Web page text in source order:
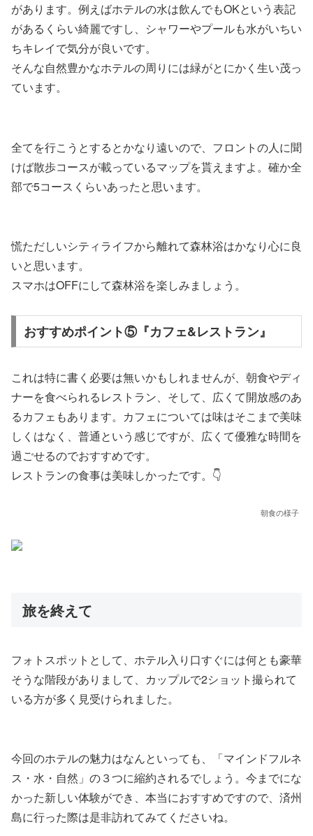
があります。例えばホテルの水は飲んでもOKという表記
があるくらい綺麗ですし、シャワーやプールも水がいちい
ちキレイで気分が良いです。
そんな自然豊かなホテルの周りには緑がとにかく生い茂っ
ています。
全てを行こうとするとかなり遠いので、フロントの人に聞
けば散歩コースが載っているマップを貰えますよ。確か全
部で5コースくらいあったと思います。
慌ただしいシティライフから離れて森林浴はかなり心に良
いと思います。
スマホはOFFにして森林浴を楽しみましょう。
おすすめポイント⑤『カフェ&レストラン』
これは特に書く必要は無いかもしれませんが、朝食やディ
ナーを食べられるレストラン、そして、広くて開放感のあ
るカフェもあります。カフェについては味はそこまで美味
しくはなく、普通という感じですが、広くて優雅な時間を
過ごせるのでおすすめです。
レストランの食事は美味しかったです。👇
朝食の様子
旅を終えて
フォトスポットとして、ホテル入り口すぐには何とも豪華
そうな階段がありまして、カップルで2ショット撮られて
いる方が多く見受けられました。
今回のホテルの魅力はなんといっても、「マインドフルネ
ス・水・自然」の３つに縮約されるでしょう。今までにな
かった新しい体験ができ、本当におすすめですので、済州
島に行った際は是非訪れてみてくださいね。